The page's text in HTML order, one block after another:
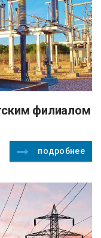
филиалом
подробнее